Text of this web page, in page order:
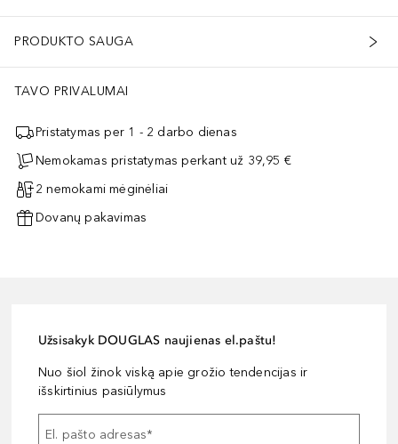
PRODUKTO SAUGA
TAVO PRIVALUMAI
Pristatymas per 1 - 2 darbo dienas
Nemokamas pristatymas perkant už 39,95 €
2 nemokami mėginėliai
Dovanų pakavimas
Užsisakyk DOUGLAS naujienas el.paštu!
Nuo šiol žinok viską apie grožio tendencijas ir
išskirtinius pasiūlymus
El. pašto adresas*